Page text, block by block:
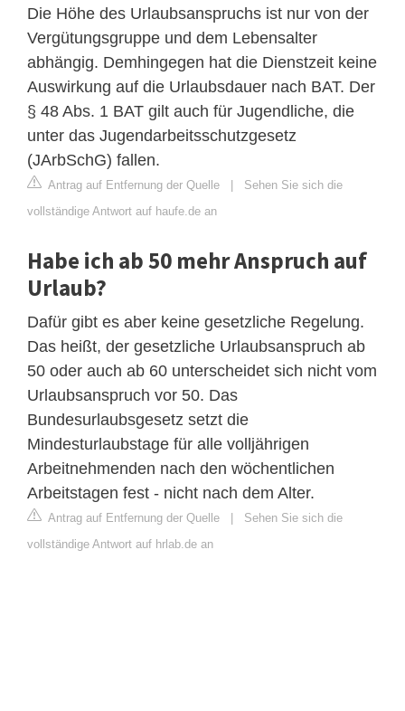
Die Höhe des Urlaubsanspruchs ist nur von der
Vergütungsgruppe und dem Lebensalter
abhängig. Demhingegen hat die Dienstzeit keine
Auswirkung auf die Urlaubsdauer nach BAT. Der
§ 48 Abs. 1 BAT gilt auch für Jugendliche, die
unter das Jugendarbeitsschutzgesetz
(JArbSchG) fallen.
Antrag auf Entfernung der Quelle | Sehen Sie sich die
vollständige Antwort auf haufe.de an
Habe ich ab 50 mehr Anspruch auf
Urlaub?
Dafür gibt es aber keine gesetzliche Regelung.
Das heißt, der gesetzliche Urlaubsanspruch ab
50 oder auch ab 60 unterscheidet sich nicht vom
Urlaubsanspruch vor 50. Das
Bundesurlaubsgesetz setzt die
Mindesturlaubstage für alle volljährigen
Arbeitnehmenden nach den wöchentlichen
Arbeitstagen fest - nicht nach dem Alter.
Antrag auf Entfernung der Quelle | Sehen Sie sich die
vollständige Antwort auf hrlab.de an